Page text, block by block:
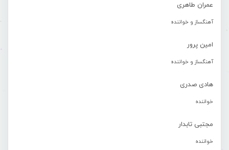
عمران طاهری
آهنگساز و خواننده
امین پرور
آهنگساز و خواننده
هادی صدری
خواننده
مجتبی تابدار
خواننده